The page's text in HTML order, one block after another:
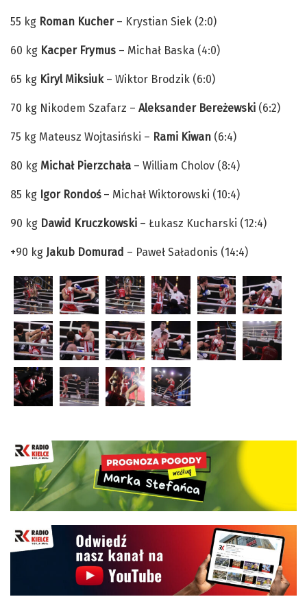
55 kg Roman Kucher– Krystian Siek (2:0)
60 kg Kacper Frymus – Michał Baska (4:0)
65 kg Kiryl Miksiuk– Wiktor Brodzik (6:0)
70 kg Nikodem Szafarz – Aleksander Bereżewski (6:2)
75 kg Mateusz Wojtasiński – Rami Kiwan (6:4)
80 kg Michał Pierzchała – William Cholov (8:4)
85 kg Igor Rondoś– Michał Wiktorowski (10:4)
90 kg Dawid Kruczkowski – Łukasz Kucharski (12:4)
+90 kg Jakub Domurad – Paweł Saładonis (14:4)